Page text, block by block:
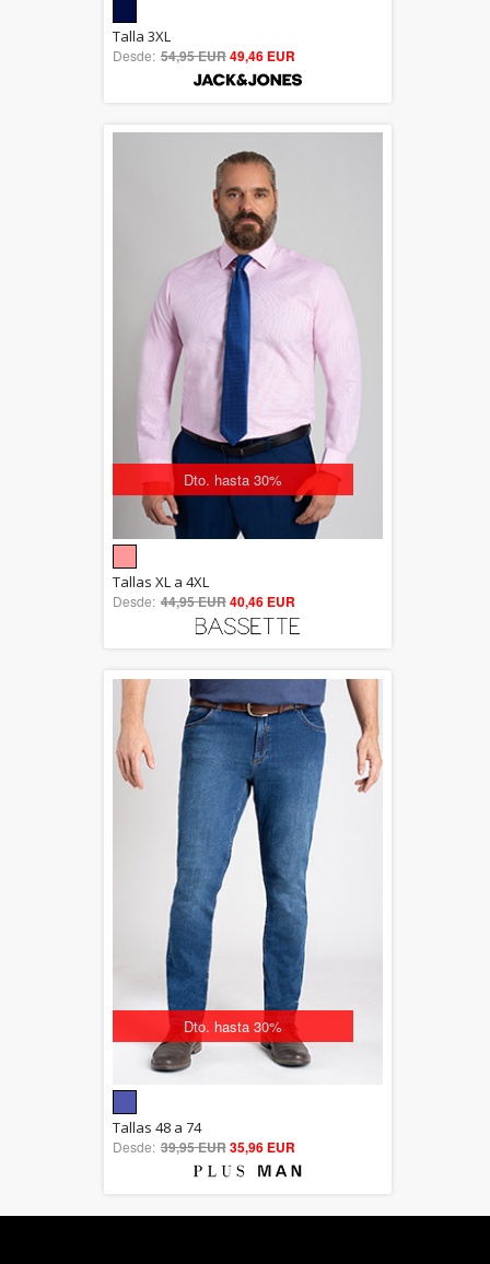
out of 5
Talla 3XL
Desde: 54,95 EUR49,46 EUR
Dto. hasta 30%
5.00
out of 5
Tallas XL a 4XL
Desde: 44,95 EUR40,46 EUR
Dto. hasta 30%
out of 5
Tallas 48 a 74
Desde: 39,95 EUR35,96 EUR